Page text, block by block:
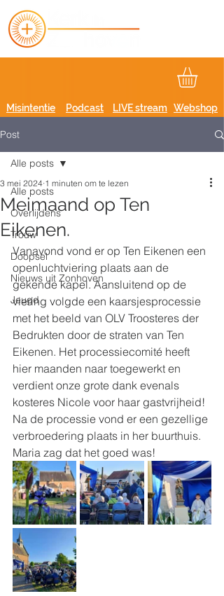
Podcast
Misintentie LIVE stream Webshop
Post
Alle posts
Overlijdens
Trouw
Doopsel
Nieuws uit Zonhoven
Jeugd
Alle posts
Meimaand op Ten
Eikenen.
3 mei 2024 1 minuten om te lezen
Vanavond vond er op Ten Eikenen een
openluchtviering plaats aan de
gekende kapel. Aansluitend op de
viering volgde een kaarsjesprocessie
met het beeld van OLV Troosteres der
Bedrukten door de straten van Ten
Eikenen. Het processiecomité heeft
hier maanden naar toegewerkt en
verdient onze grote dank evenals
kosteres Nicole voor haar gastvrijheid!
Na de processie vond er een gezellige
verbroedering plaats in her buurthuis.
Maria zag dat het goed was!